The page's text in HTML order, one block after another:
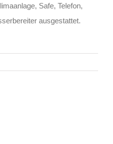
Safe, Telefon,
ausgestattet.